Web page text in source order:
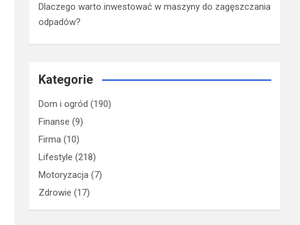
Dlaczego warto inwestować w maszyny do zagęszczania
odpadów?
Kategorie
Dom i ogród (190)
Finanse (9)
Firma (10)
Lifestyle (218)
Motoryzacja (7)
Zdrowie (17)